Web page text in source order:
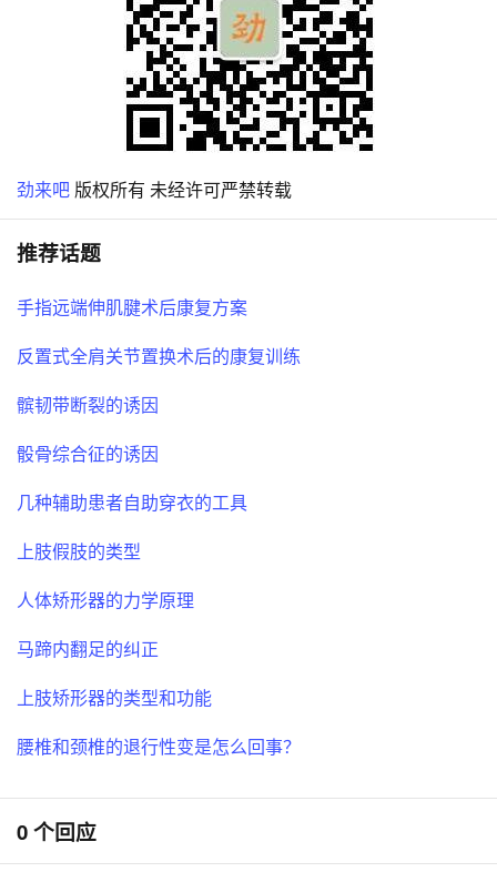
劲来吧 版权所有 未经许可严禁转载
推荐话题
手指远端伸肌腱术后康复方案
反置式全肩关节置换术后的康复训练
髌韧带断裂的诱因
骰骨综合征的诱因
几种辅助患者自助穿衣的工具
上肢假肢的类型
人体矫形器的力学原理
马蹄内翻足的纠正
上肢矫形器的类型和功能
腰椎和颈椎的退行性变是怎么回事？
0 个回应